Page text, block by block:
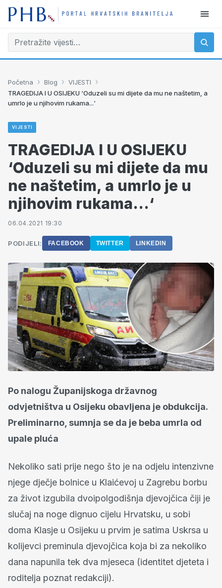
Početna › Blog › VIJESTI ›
TRAGEDIJA I U OSIJEKU ‘Oduzeli su mi dijete da mu ne naštetim, a
umrlo je u njihovim rukama...‘
VIJESTI
TRAGEDIJA I U OSIJEKU
‘Oduzeli su mi dijete da mu
ne naštetim, a umrlo je u
njihovim rukama...‘
06.04.2021 19:30
PODIJELI: FACEBOOK TWITTER LINKEDIN
Po nalogu Županijskoga državnog
odvjetništva u Osijeku obavljena je obdukcija.
Preliminarno, sumnja se da je beba umrla od
upale pluća
Nekoliko sati prije nego što je na odjelu intenzivne
njege dječje bolnice u Klaićevoj u Zagrebu borbu
za život izgubila dvoipolgodišnja djevojčica čiji je
slučaj na noge dignuo cijelu Hrvatsku, u sobi
doma Klasje u Osijeku u prvim je satima Uskrsa u
kolijevci preminula djevojčica koja bi za nekoliko
dana napunila tek dva mjeseca (identitet djeteta i
roditelja poznat redakciji).